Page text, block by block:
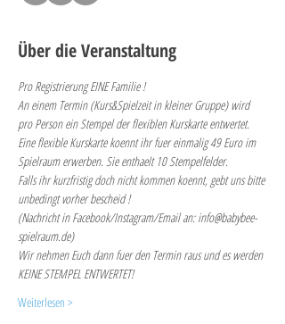
Über die Veranstaltung
Pro Registrierung EINE Familie !
An einem Termin (Kurs&Spielzeit in kleiner Gruppe) wird
pro Person ein Stempel der flexiblen Kurskarte entwertet.
Eine flexible Kurskarte koennt ihr fuer einmalig 49 Euro im
Spielraum erwerben. Sie enthaelt 10 Stempelfelder.
Falls ihr kurzfristig doch nicht kommen koennt, gebt uns bitte
unbedingt vorher bescheid !
(Nachricht in Facebook/Instagram/Email an: info@babybee-
spielraum.de)
Wir nehmen Euch dann fuer den Termin raus und es werden
KEINE STEMPEL ENTWERTET!
Weiterlesen >